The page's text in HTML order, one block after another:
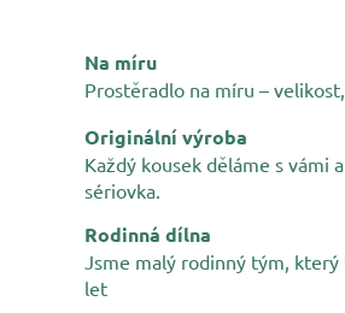
Na míru
Prostěradlo na míru –
Originální výroba
Každý kousek děláme s vámi
sériovka.
Rodinná dílna
Jsme malý rodinný tým,
let